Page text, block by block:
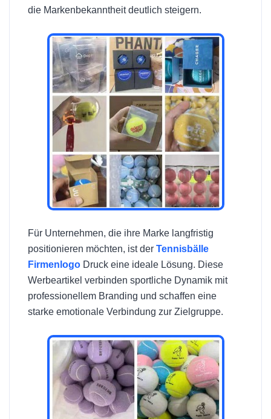
die Markenbekanntheit deutlich steigern.
Für Unternehmen, die ihre Marke langfristig
positionieren möchten, ist der Tennisbälle
Firmenlogo Druck eine ideale Lösung. Diese
Werbeartikel verbinden sportliche Dynamik mit
professionellem Branding und schaffen eine
starke emotionale Verbindung zur Zielgruppe.